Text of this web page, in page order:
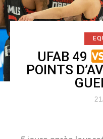
UFAB 49
POINTS